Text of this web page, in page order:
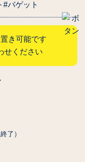
バゲット
き可能です
せください
了）